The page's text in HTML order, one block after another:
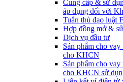
Cung cấp & sử
áp dụng đối với
Tuân thủ đạo luật
Hợp đồng mở &
Dịch vụ đầu tư
Sản phẩm cho
cho KHCN
Sản phẩm cho
cho KHCN sử